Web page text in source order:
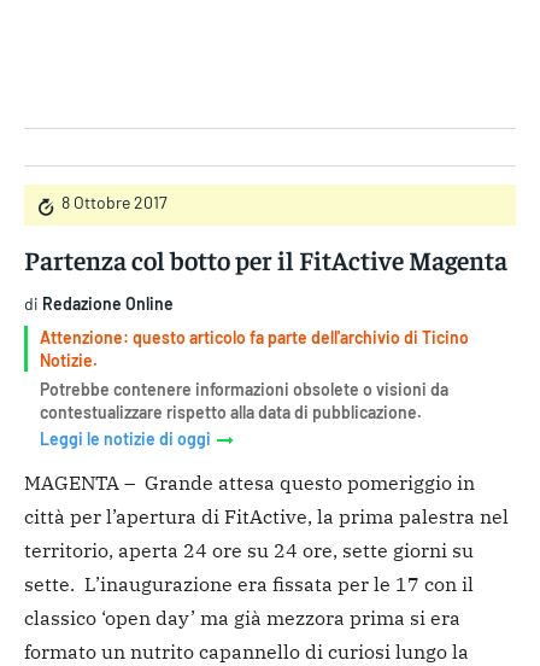
8 Ottobre 2017
Partenza col botto per il FitActive Magenta
di Redazione Online
Attenzione: questo articolo fa parte dell'archivio di Ticino
Notizie.
Potrebbe contenere informazioni obsolete o visioni da
contestualizzare rispetto alla data di pubblicazione.
Leggi le notizie di oggi
MAGENTA – Grande attesa questo pomeriggio in
città per l’apertura di FitActive, la prima palestra nel
territorio, aperta 24 ore su 24 ore, sette giorni su
sette. L’inaugurazione era fissata per le 17 con il
classico ‘open day’ ma già mezzora prima si era
formato un nutrito capannello di curiosi lungo la